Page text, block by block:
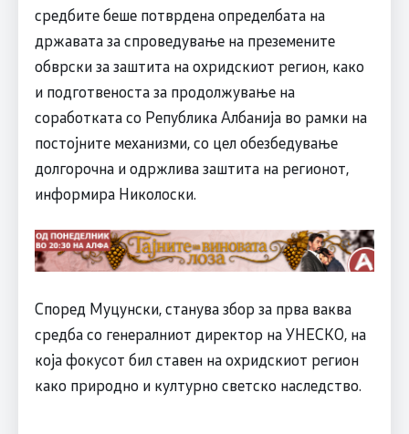
средбите беше потврдена определбата на
државата за спроведување на преземените
обврски за заштита на охридскиот регион, како
и подготвеноста за продолжување на
соработката со Република Албанија во рамки на
постојните механизми, со цел обезбедување
долгорочна и одржлива заштита на регионот,
информира Николоски.
Според Муцунски, станува збор за прва ваква
средба со генералниот директор на УНЕСКО, на
која фокусот бил ставен на охридскиот регион
како природно и културно светско наследство.